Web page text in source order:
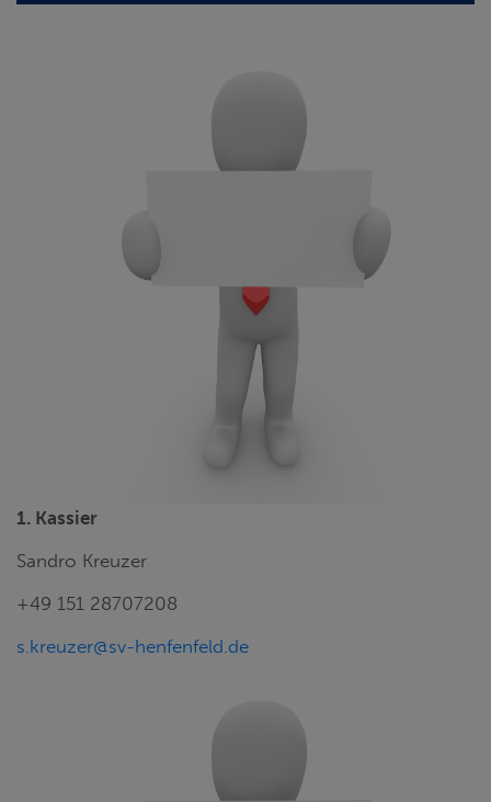
1. Kassier
Sandro Kreuzer
+49 151 28707208
s.kreuzer@sv-henfenfeld.de